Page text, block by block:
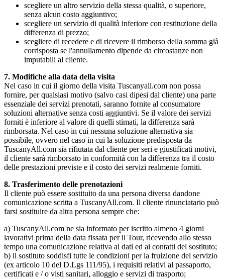
scegliere un altro servizio della stessa qualità, o superiore,
senza alcun costo aggiuntivo;
scegliere un servizio di qualità inferiore con restituzione della
differenza di prezzo;
scegliere di recedere e di ricevere il rimborso della somma già
corrisposta se l'annullamento dipende da circostanze non
imputabili al cliente.
7. Modifiche alla data della visita
Nel caso in cui il giorno della visita Tuscanyall.com non possa
fornire, per qualsiasi motivo (salvo casi dipesi dal cliente) una parte
essenziale dei servizi prenotati, saranno fornite al consumatore
soluzioni alternative senza costi aggiuntivi. Se il valore dei servizi
forniti è inferiore al valore di quelli stimati, la differenza sarà
rimborsata. Nel caso in cui nessuna soluzione alternativa sia
possibile, ovvero nel caso in cui la soluzione predisposta da
TuscanyAll.com sia rifiutata dal cliente per seri e giustificati motivi,
il cliente sarà rimborsato in conformità con la differenza tra il costo
delle prestazioni previste e il costo dei servizi realmente forniti.
8. Trasferimento delle prenotazioni
Il cliente può essere sostituito da una persona diversa dandone
comunicazione scritta a TuscanyAll.com. Il cliente rinunciatario può
farsi sostituire da altra persona sempre che:
a) TuscanyAll.com ne sia informato per iscritto almeno 4 giorni
lavorativi prima della data fissata per il Tour, ricevendo allo stesso
tempo una comunicazione relativa ai dati ed ai contatti del sostituto;
b) il sostituto soddisfi tutte le condizioni per la fruizione del servizio
(ex articolo 10 del D.Lgs 111/95), i requisiti relativi al passaporto,
certificati e / o visti sanitari, alloggio e servizi di trasporto;